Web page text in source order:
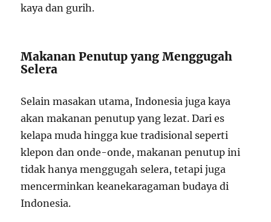
kaya dan gurih.
Makanan Penutup yang Menggugah
Selera
Selain masakan utama, Indonesia juga kaya
akan makanan penutup yang lezat. Dari es
kelapa muda hingga kue tradisional seperti
klepon dan onde-onde, makanan penutup ini
tidak hanya menggugah selera, tetapi juga
mencerminkan keanekaragaman budaya di
Indonesia.